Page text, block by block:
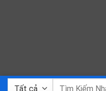
Bỏ
Tìm